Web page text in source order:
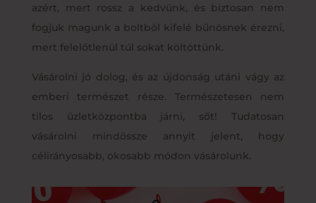
azért, mert rossz a kedvünk, és biztosan nem
fogjuk magunk a boltból kifelé bűnösnek érezni,
mert felelőtlenül túl sokat költöttünk.
Vásárolni jó dolog, és az újdonság utáni vágy az
emberi természet része. Természetesen nem
tilos üzletközpontba járni, sőt! Tudatosan
vásárolni mindössze annyit jelent, hogy
célirányosabb, okosabb módon vásárolunk.